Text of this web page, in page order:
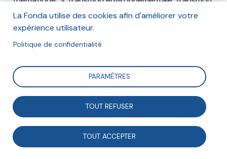
juste ? L’économie sociale et solidaire plus que jamais
engagée ! », à Paris. La déléguée générale de la Fonda,
Informations
Mercredi 15 novembre 2023 à 18h
La Table d'émeraude
La Fonda utilise des cookies afin d'améliorer votre
expérience utilisateur.
Politique de confidentialité
PARAMÈTRES
TOUT REFUSER
TOUT ACCEPTER